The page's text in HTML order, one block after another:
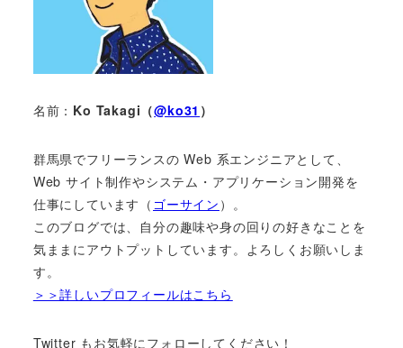
名前： Ko Takagi（@ko31 ）
群馬県でフリーランスの Web 系エンジニアとして、
Web サイト制作やシステム・アプリケーション開発を
仕事にしています（ ゴーサイン ）。
このブログでは、自分の趣味や身の回りの好きなことを
気ままにアウトプットしています。よろしくお願いしま
す。
＞＞詳しいプロフィールはこちら
Twitter もお気軽にフォローしてください！